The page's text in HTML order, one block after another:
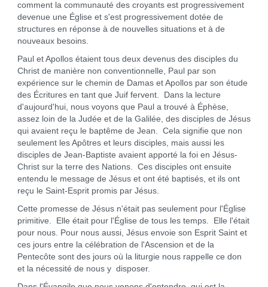
comment la communauté des croyants est progressivement
devenue une Église et s'est progressivement dotée de
structures en réponse à de nouvelles situations et à de
nouveaux besoins.
Paul et Apollos étaient tous deux devenus des disciples du
Christ de manière non conventionnelle, Paul par son
expérience sur le chemin de Damas et Apollos par son étude
des Écritures en tant que Juif fervent. Dans la lecture
d'aujourd'hui, nous voyons que Paul a trouvé à Éphèse,
assez loin de la Judée et de la Galilée, des disciples de Jésus
qui avaient reçu le baptême de Jean. Cela signifie que non
seulement les Apôtres et leurs disciples, mais aussi les
disciples de Jean-Baptiste avaient apporté la foi en Jésus-
Christ sur la terre des Nations. Ces disciples ont ensuite
entendu le message de Jésus et ont été baptisés, et ils ont
reçu le Saint-Esprit promis par Jésus.
Cette promesse de Jésus n'était pas seulement pour l'Église
primitive. Elle était pour l'Église de tous les temps. Elle l'était
pour nous. Pour nous aussi, Jésus envoie son Esprit Saint et
ces jours entre la célébration de l'Ascension et de la
Pentecôte sont des jours où la liturgie nous rappelle ce don
et la nécessité de nous y disposer.